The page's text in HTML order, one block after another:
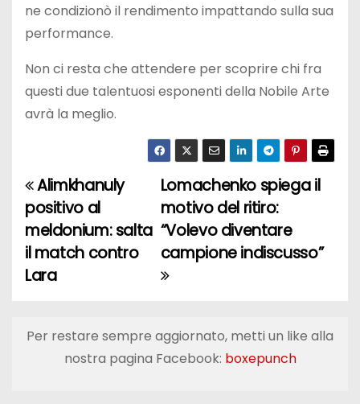
ne condizionò il rendimento impattando sulla sua
performance.
Non ci resta che attendere per scoprire chi fra
questi due talentuosi esponenti della Nobile Arte
avrà la meglio.
N
a
v
g
Lomachenko spiega il
motivo del ritiro:
“Volevo diventare
campione indiscusso”
Alimkhanuly
positivo al
meldonium: salta
il match contro
Lara
Per restare sempre aggiornato, metti un like alla
nostra pagina Facebook: boxepunch